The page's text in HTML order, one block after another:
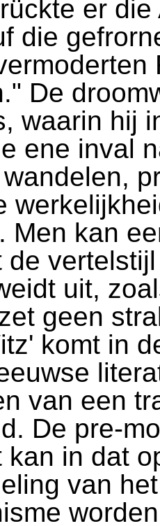
er die
die
De
waarin hij
ene inval
Men kan
de
uit,
geen
komt in
van een
De pre-
kan in dat
van
worden